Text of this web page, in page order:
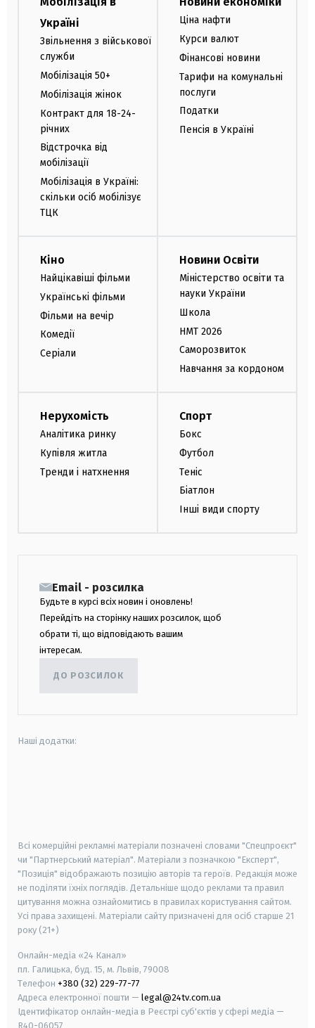
Україні
Звільнення з військової
служби
Мобілізація 50+
Мобілізація жінок
Контракт для 18-24-
річних
Відстрочка від
мобілізації
Мобілізація в Україні:
скільки осіб мобілізує
ТЦК
Ціна нафти
Курси валют
Фінансові новини
Тарифи на комунальні
послуги
Податки
Пенсія в Україні
Кіно
Найцікавіші фільми
Українські фільми
Фільми на вечір
Комедії
Серіали
Новини Освіти
Міністерство освіти та
науки України
Школа
НМТ 2026
Саморозвиток
Навчання за кордоном
Нерухомість
Аналітика ринку
Купівля житла
Тренди і натхнення
Спорт
Бокс
Футбол
Теніс
Біатлон
Інші види спорту
Email - розсилка
Будьте в курсі всіх новин і оновлень!
Перейдіть на сторінку наших розсилок, щоб
обрати ті, що відповідають вашим
інтересам.
ДО РОЗСИЛОК
Наші додатки:
Всі комерційні рекламні матеріали позначені словами "Спецпроєкт"
чи "Партнерський матеріал". Матеріали з позначкою "Експерт",
"Позиція" відображають позицію авторів та героїв. Редакція може
не поділяти їхніх поглядів. Детальніше щодо реклами та правил
цитування можна ознайомитись в правилах користування сайтом.
Усі права захищені. Матеріали сайту призначені для осіб старше 21
року (21+)
Онлайн-медіа «24 Канал»
пл. Галицька, буд. 15, м. Львів, 79008
Телефон +380 (32) 229-77-77
Адреса електронної пошти — legal@24tv.com.ua
Ідентифікатор онлайн-медіа в Реєстрі суб'єктів у сфері медіа —
R40-06057